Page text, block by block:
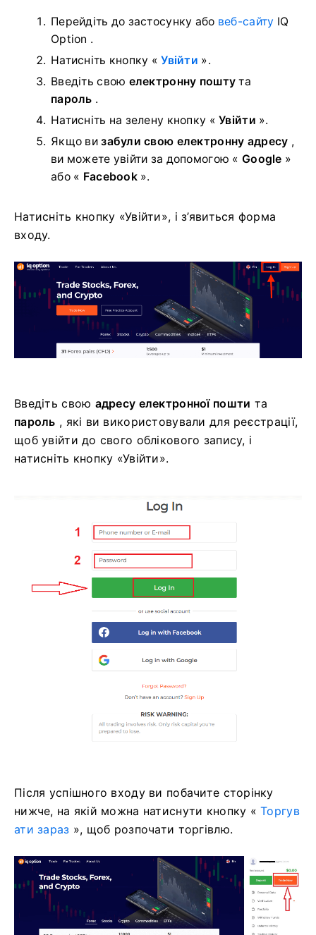
Перейдіть до застосунку або веб-сайту IQ
Option .
Натисніть кнопку «Увійти ».
Введіть свою електронну пошту та
пароль .
Натисніть на зелену кнопку «Увійти ».
Якщо визабули свою електронну адресу ,
ви можете увійти за допомогою « Google »
або « Facebook».
Натисніть кнопку «Увійти», і з’явиться форма
входу.
Введіть свою адресу електронної пошти та
пароль , які ви використовували для реєстрації,
щоб увійти до свого облікового запису, і
натисніть кнопку «Увійти».
Після успішного входу ви побачите сторінку
нижче, на якій можна натиснути кнопку «Торгув
ати зараз », щоб розпочати торгівлю.